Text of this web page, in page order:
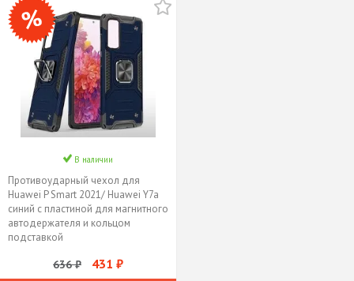
В наличии
Противоударный чехол для
Huawei P Smart 2021/ Huawei Y7a
синий с пластиной для магнитного
автодержателя и кольцом
подставкой
636 ₽ 431 ₽